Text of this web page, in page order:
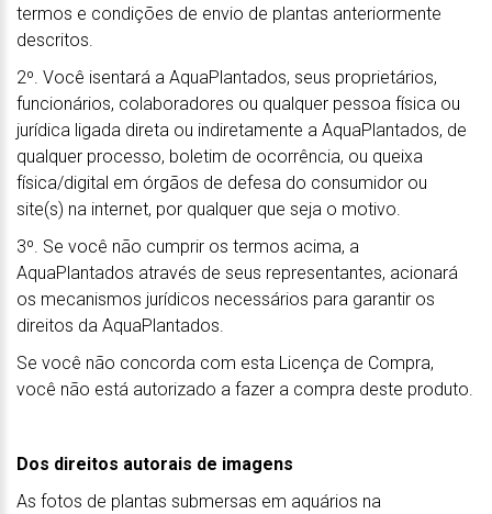
termos e condições de envio de plantas anteriormente
descritos.
2º. Você isentará a AquaPlantados, seus proprietários,
funcionários, colaboradores ou qualquer pessoa física ou
jurídica ligada direta ou indiretamente a AquaPlantados, de
qualquer processo, boletim de ocorrência, ou queixa
física/digital em órgãos de defesa do consumidor ou
site(s) na internet, por qualquer que seja o motivo.
3º. Se você não cumprir os termos acima, a
AquaPlantados através de seus representantes, acionará
os mecanismos jurídicos necessários para garantir os
direitos da AquaPlantados.
Se você não concorda com esta Licença de Compra,
você não está autorizado a fazer a compra deste produto.
Dos direitos autorais de imagens
As fotos de plantas submersas em aquários na